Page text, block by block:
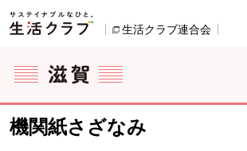
ページの先頭です。
生活クラブ連合会
ここからサイト内共通メニューです。
サイト内共通メニューをスキップする
サイト内共通メニューここまで。
機関紙さざなみ